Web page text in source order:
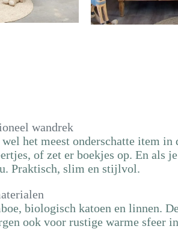
wandrek
het meest onderschatte item
of zet er boekjes op. En als
Praktisch, slim en stijlvol.
biologisch katoen en linnen.
ook voor rustige warme sfeer